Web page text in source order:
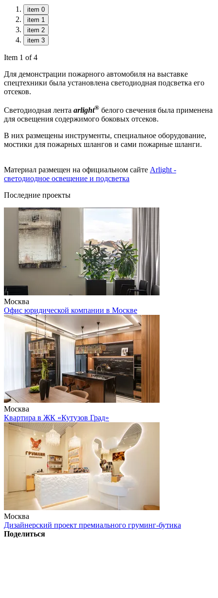
item 0
item 1
item 2
item 3
Item 1 of 4
Для демонстрации пожарного автомобиля на выставке
спецтехники была установлена светодиодная подсветка его
отсеков.
Светодиодная лента arlight® белого свечения была применена
для освещения содержимого боковых отсеков.
В них размещены инструменты, специальное оборудование,
мостики для пожарных шлангов и сами пожарные шланги.
Материал размещен на официальном сайте Arlight -
светодиодное освещение и подсветка
Последние проекты
Москва
Офис юридической компании в Москве
Москва
Квартира в ЖК «Кутузов Град»
Москва
Дизайнерский проект премиального груминг-бутика
Поделиться